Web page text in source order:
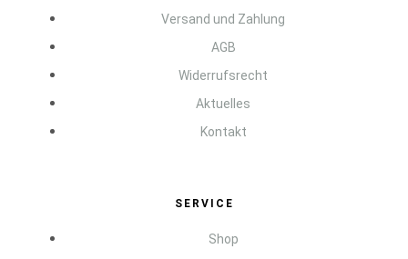
Versand und Zahlung
AGB
Widerrufsrecht
Aktuelles
Kontakt
SERVICE
Shop